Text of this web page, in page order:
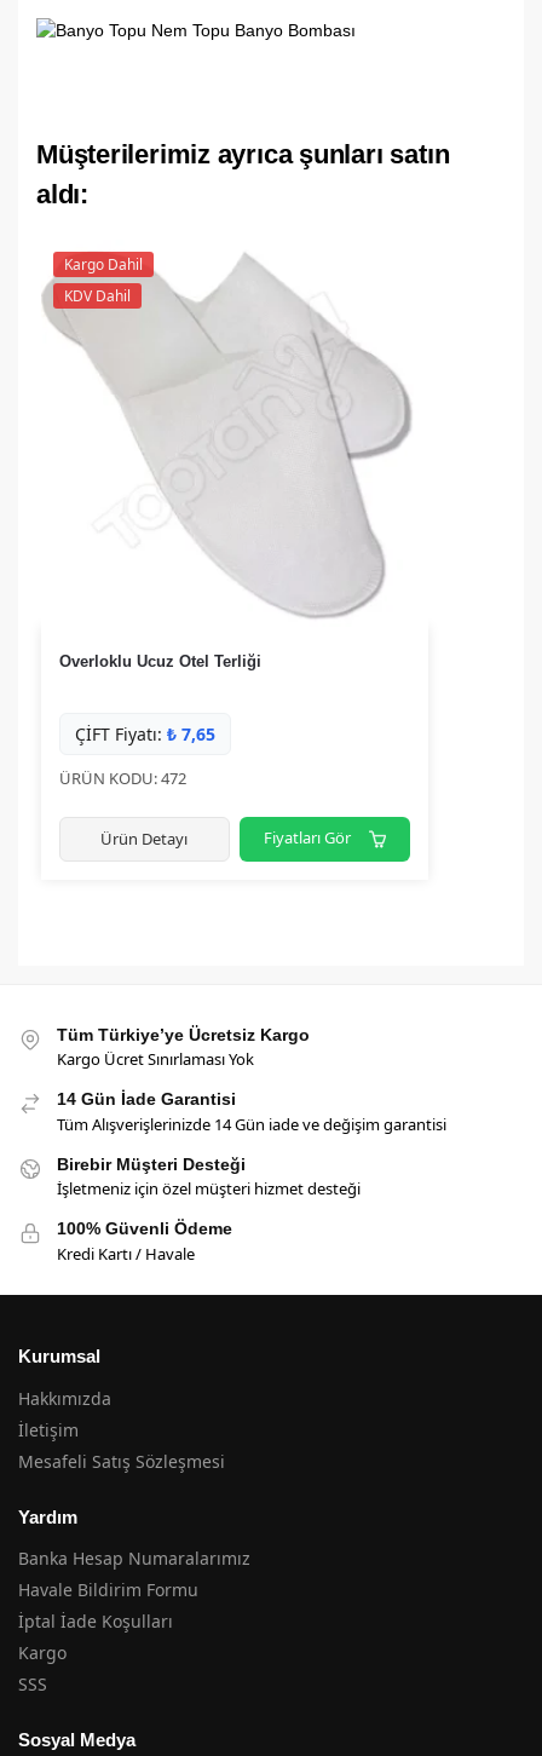
Müşterilerimiz ayrıca şunları satın
aldı:
Kargo Dahil
KDV Dahil
Overloklu Ucuz Otel Terliği
ÇİFT Fiyatı: ₺7,65
ÜRÜN KODU: 472
Ürün Detayı Fiyatları Gör
Tüm Türkiye’ye Ücretsiz Kargo
Kargo Ücret Sınırlaması Yok
14 Gün İade Garantisi
Tüm Alışverişlerinizde 14 Gün iade ve değişim garantisi
Birebir Müşteri Desteği
İşletmeniz için özel müşteri hizmet desteği
100% Güvenli Ödeme
Kredi Kartı / Havale
Kurumsal
Hakkımızda
İletişim
Mesafeli Satış Sözleşmesi
Yardım
Banka Hesap Numaralarımız
Havale Bildirim Formu
İptal İade Koşulları
Kargo
SSS
Sosyal Medya